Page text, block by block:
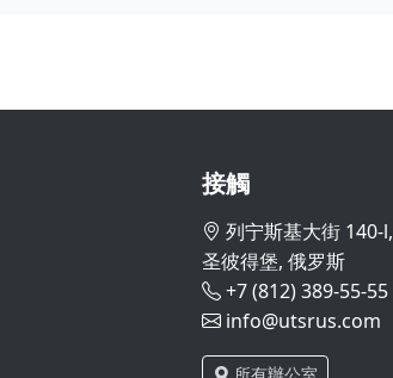
接觸
列宁斯基大街 140-l,
圣彼得堡, 俄罗斯
+7 (812) 389-55-55
info@utsrus.com